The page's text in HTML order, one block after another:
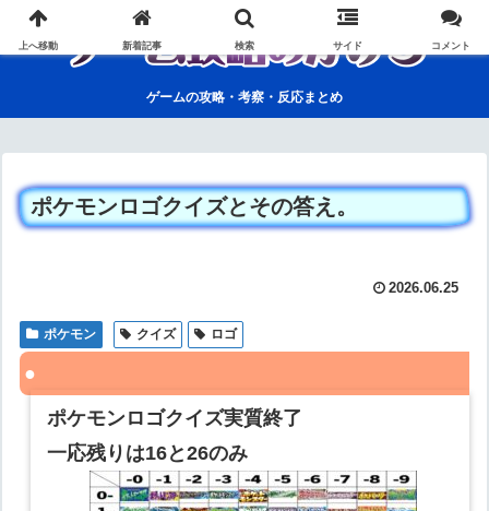
ゲームの攻略・考察・反応まとめ
ポケモンロゴクイズとその答え。
2026.06.25
ポケモン クイズ ロゴ
ポケモンロゴクイズ実質終了
一応残りは16と26のみ
上へ移動 新着記事 検索 サイド コメント